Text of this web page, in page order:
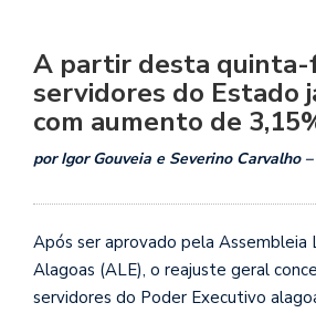
A partir desta quinta-
servidores do Estado
com aumento de
por Igor Gouveia e Severino Carvalho
Após ser aprovado pela Assembleia
Alagoas (ALE), o reajuste geral
servidores do Poder Executivo